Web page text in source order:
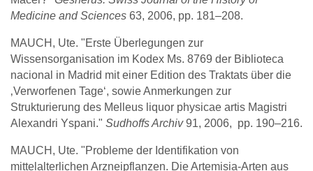
Medicine and Sciences 63, 2006, pp. 181–208.
MAUCH, Ute. "Erste Überlegungen zur
Wissensorganisation im Kodex Ms. 8769 der Biblioteca
nacional in Madrid mit einer Edition des Traktats über die
‚Verworfenen Tage‘, sowie Anmerkungen zur
Strukturierung des Melleus liquor physicae artis Magistri
Alexandri Yspani." Sudhoffs Archiv91, 2006, pp. 190–216.
MAUCH, Ute. "Probleme der Identifikation von
mittelalterlichen Arzneipflanzen. Die Artemisia-Arten aus